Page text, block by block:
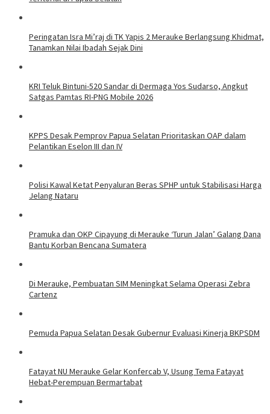
Peringatan Isra Mi’raj di TK Yapis 2 Merauke Berlangsung Khidmat,
Tanamkan Nilai Ibadah Sejak Dini
KRI Teluk Bintuni-520 Sandar di Dermaga Yos Sudarso, Angkut
Satgas Pamtas RI-PNG Mobile 2026
KPPS Desak Pemprov Papua Selatan Prioritaskan OAP dalam
Pelantikan Eselon III dan IV
Polisi Kawal Ketat Penyaluran Beras SPHP untuk Stabilisasi Harga
Jelang Nataru
Pramuka dan OKP Cipayung di Merauke ‘Turun Jalan’ Galang Dana
Bantu Korban Bencana Sumatera
Di Merauke, Pembuatan SIM Meningkat Selama Operasi Zebra
Cartenz
Pemuda Papua Selatan Desak Gubernur Evaluasi Kinerja BKPSDM
Fatayat NU Merauke Gelar Konfercab V, Usung Tema Fatayat
Hebat-Perempuan Bermartabat